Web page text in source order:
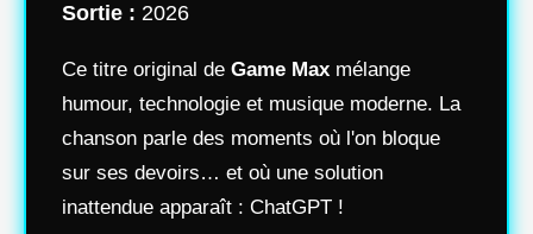
Sortie : 2026
Ce titre original de Game Max mélange
humour, technologie et musique moderne. La
chanson parle des moments où l'on bloque
sur ses devoirs… et où une solution
inattendue apparaît : ChatGPT !